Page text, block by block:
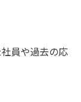
員や過去の応